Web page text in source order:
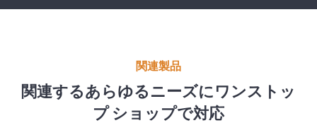
関連製品
関連するあらゆるニーズにワンストッ
プ ショップで対応